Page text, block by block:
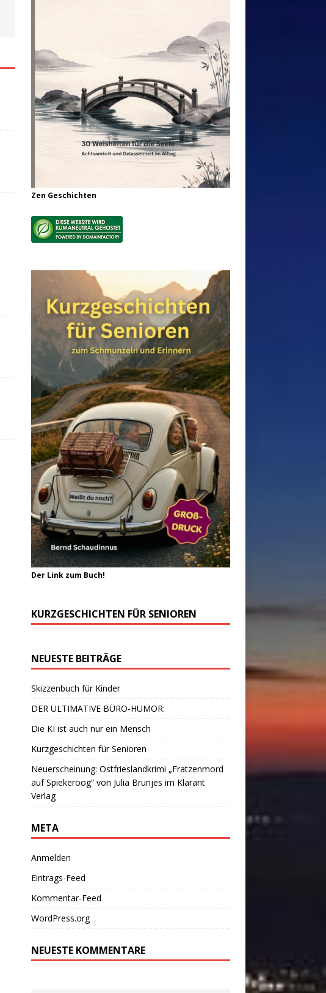
Zen Geschichten
Der Link zum Buch!
KURZGESCHICHTEN FÜR SENIOREN
NEUESTE BEITRÄGE
Skizzenbuch für Kinder
DER ULTIMATIVE BÜRO-HUMOR:
Die KI ist auch nur ein Mensch
Kurzgeschichten für Senioren
Neuerscheinung: Ostfrieslandkrimi „Fratzenmord
auf Spiekeroog“ von Julia Brunjes im Klarant
Verlag
META
Anmelden
Eintrags-Feed
Kommentar-Feed
WordPress.org
NEUESTE KOMMENTARE